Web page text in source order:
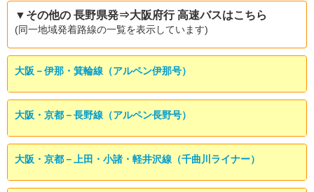
▼その他の 長野県発⇒大阪府行 高速バスはこちら
(同一地域発着路線の一覧を表示しています)
大阪－伊那・箕輪線（アルペン伊那号）
大阪・京都－長野線（アルペン長野号）
大阪・京都－上田・小諸・軽井沢線（千曲川ライナー）